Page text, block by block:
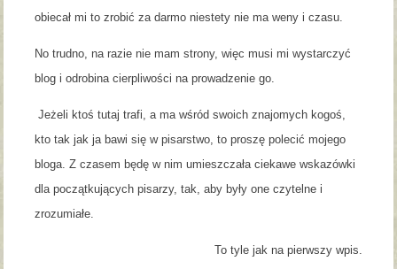
obiecał mi to zrobić za darmo niestety nie ma weny i czasu.
No trudno, na razie nie mam strony, więc musi mi wystarczyć
blog i odrobina cierpliwości na prowadzenie go.
Jeżeli ktoś tutaj trafi, a ma wśród swoich znajomych kogoś,
kto tak jak ja bawi się w pisarstwo, to proszę polecić mojego
bloga. Z czasem będę w nim umieszczała ciekawe wskazówki
dla początkujących pisarzy, tak, aby były one czytelne i
zrozumiałe.
To tyle jak na pierwszy wpis.